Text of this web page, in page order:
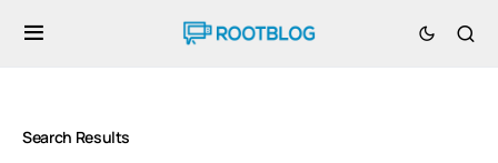
Search Results